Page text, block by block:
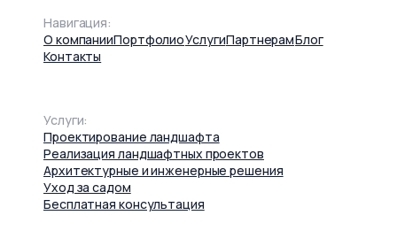
Услуги:
Проектирование ландшафта
Реализация ландшафтных проектов
Архитектурные и инженерные решения
Уход за садом
Бесплатная консультация
Навигация:
О компанииПортфолиоУслугиПартнерамБлог
Контакты